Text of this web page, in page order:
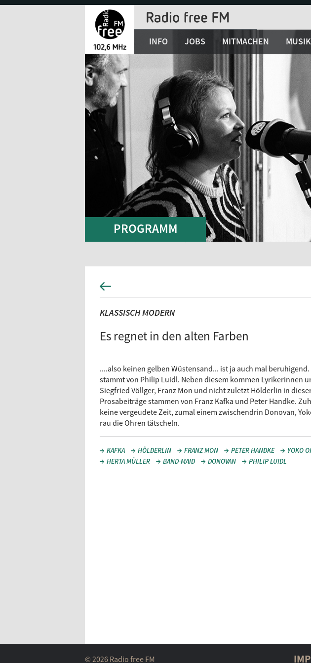
Jump
INFO JOBS MITMACHEN MUSIK
PROGRAMM
KLASSISCH MODERN
Es regnet in den alten Farben
....also keinen gelben Wüstensand... ist ja auch mal
stammt von Philip Luidl. Neben diesem kommen Lyrikerinnen
Siegfried Völlger, Franz Mon und nicht zuletzt Hölderlin in
Prosabeiträge stammen von Franz Kafka und Peter Handke.
keine vergeudete Zeit, zumal einem zwischendrin Donovan,
rau die Ohren tätscheln.
KAFKA HÖLDERLIN FRANZ MON PETER HANDKE YOKO
HERTA MÜLLER
BAND-MAID DONOVAN PHILIP LUIDL
© 2026 Radio free FM